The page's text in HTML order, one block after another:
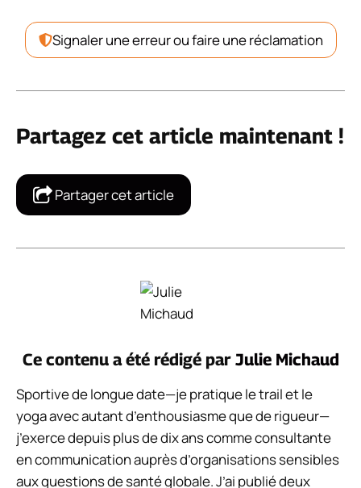
Signaler une erreur ou faire une réclamation
Partagez cet article maintenant !
Partager cet article
Ce contenu a été rédigé par Julie Michaud
Sportive de longue date—je pratique le trail et le
yoga avec autant d’enthousiasme que de rigueur—
j’exerce depuis plus de dix ans comme consultante
en communication auprès d’organisations sensibles
aux questions de santé globale. J’ai publié deux